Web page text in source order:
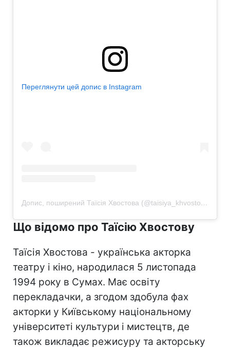
Переглянути цей допис в Instagram
Допис, поширений Таїсія Хвостова (@taisiya_khvostova)
Що відомо про Таїсію Хвостову
Таїсія Хвостова - українська акторка
театру і кіно, народилася 5 листопада
1994 року в Сумах. Має освіту
перекладачки, а згодом здобула фах
акторки у Київському національному
університеті культури і мистецтв, де
також викладає режисуру та акторську